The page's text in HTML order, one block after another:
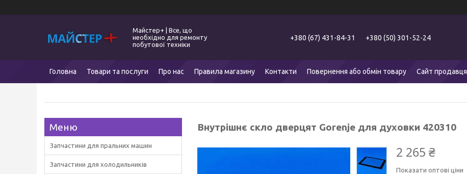
Майстер+ | Все, що
необхідно для ремонту
побутової техніки
+380 (67) 431-84-31 +380 (50) 301-52-24
Головна Товари та послуги Про нас Правила магазину Контакти Повернення або обмін товару Сайт продавця
Внутрішнє скло дверцят Gorenje для духовки 420310
2 265 ₴
Показати оптові ціни
Запчастини для пральних машин
Запчастини для холодильників